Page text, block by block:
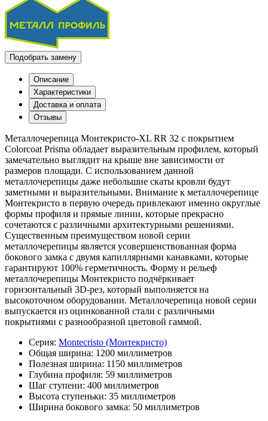
Подобрать замену
Описание
Характеристики
Доставка и оплата
Отзывы
Металлочерепица Монтекристо-XL RR 32 с покрытием
Colorcoat Prisma обладает выразительным профилем, который
замечательно выглядит на крыше вне зависимости от
размеров площади. С использованием данной
металлочерепицы даже небольшие скаты кровли будут
заметными и выразительными. Внимание к металлочерепице
Монтекристо в первую очередь привлекают именно округлые
формы профиля и прямые линии, которые прекрасно
сочетаются с различными архитектурными решениями.
Существенным преимуществом новой серии
металлочерепицы является усовершенствованная форма
бокового замка с двумя капиллярными канавками, которые
гарантируют 100% герметичность. Форму и рельеф
металлочерепицы Монтекристо подчёркивает
горизонтальный 3D-рез, который выполняется на
высокоточном оборудовании. Металлочерепица новой серии
выпускается из оцинкованной стали с различными
покрытиями с разнообразной цветовой гаммой.
Серия: Montecristo (Монтекристо)
Общая ширина: 1200 миллиметров
Полезная ширина: 1150 миллиметров
Глубина профиля: 59 миллиметров
Шаг ступени: 400 миллиметров
Высота ступеньки: 35 миллиметров
Ширина бокового замка: 50 миллиметров